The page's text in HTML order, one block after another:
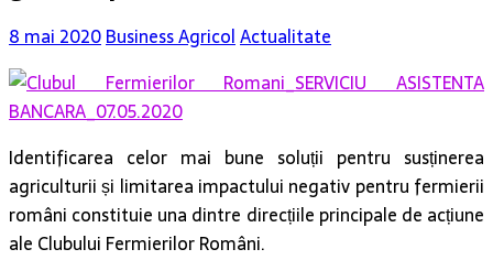
8 mai 2020Business AgricolActualitate
Identificarea celor mai bune soluții pentru susținerea
agriculturii și limitarea impactului negativ pentru fermierii
români constituie una dintre direcțiile principale de acțiune
ale Clubului Fermierilor Români.